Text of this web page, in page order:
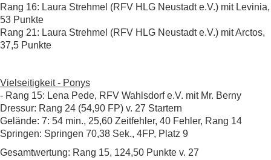
Rang 16: Laura Strehmel (RFV HLG Neustadt e.V.) mit Levinia,
53 Punkte
Rang 21: Laura Strehmel (RFV HLG Neustadt e.V.) mit Arctos,
37,5 Punkte
Vielseitigkeit - Ponys
- Rang 15: Lena Pede, RFV Wahlsdorf e.V. mit Mr. Berny
Dressur: Rang 24 (54,90 FP) v. 27 Startern
Gelände: 7: 54 min., 25,60 Zeitfehler, 40 Fehler, Rang 14
Springen: Springen 70,38 Sek., 4FP, Platz 9
Gesamtwertung: Rang 15, 124,50 Punkte v. 27